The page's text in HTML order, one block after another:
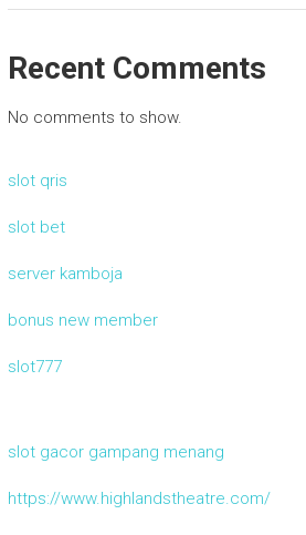
Recent Comments
No comments to show.
slot qris
slot bet
server kamboja
bonus new member
slot777
slot gacor gampang menang
https://www.highlandstheatre.com/